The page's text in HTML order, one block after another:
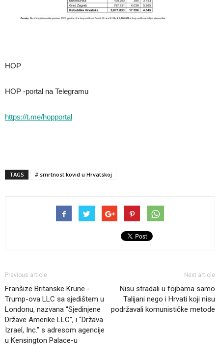
HOP
HOP -portal na Telegramu
https://t.me/hopportal
TAGS # smrtnost kovid u Hrvatskoj
Previous article
Franšize Britanske Krune -
Trump-ova LLC sa sjedištem u
Londonu, nazvana “Sjedinjene
Države Amerike LLC”, i “Država
Izrael, Inc.” s adresom agencije
u Kensington Palace-u
Next article
Nisu stradali u fojbama samo
Talijani nego i Hrvati koji nisu
podržavali komunističke metode